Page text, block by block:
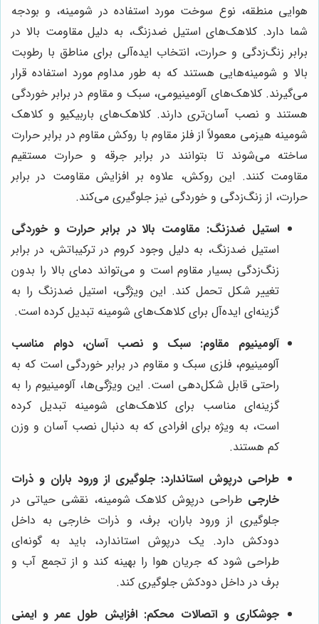
هوایی منطقه، نوع سوخت مورد استفاده در شومینه، و بودجه
شما دارد. کلاهک‌های استیل ضدزنگ، به دلیل مقاومت بالا در
برابر زنگ‌زدگی و حرارت، انتخاب ایده‌آلی برای مناطق با رطوبت
بالا و شومینه‌هایی هستند که به طور مداوم مورد استفاده قرار
می‌گیرند. کلاهک‌های آلومینیومی، سبک و مقاوم در برابر خوردگی
هستند و نصب آسان‌تری دارند. کلاهک‌های باربیکیو و کلاهک
شومینه هیزمی معمولاً از فلز مقاوم با روکش مقاوم در برابر حرارت
ساخته می‌شوند تا بتوانند در برابر جرقه و حرارت مستقیم
مقاومت کنند. این روکش، علاوه بر افزایش مقاومت در برابر
حرارت، از زنگ‌زدگی و خوردگی نیز جلوگیری می‌کند.
استیل ضدزنگ: مقاومت بالا در برابر حرارت و خوردگی
استیل ضدزنگ، به دلیل وجود کروم در ترکیباتش، در برابر
زنگ‌زدگی بسیار مقاوم است و می‌تواند دمای بالا را بدون
تغییر شکل تحمل کند. این ویژگی، استیل ضدزنگ را به
گزینه‌ای ایده‌آل برای کلاهک‌های شومینه تبدیل کرده است.
آلومینیوم مقاوم: سبک و نصب آسان، دوام مناسب
آلومینیوم، فلزی سبک و مقاوم در برابر خوردگی است که به
راحتی قابل شکل‌دهی است. این ویژگی‌ها، آلومینیوم را به
گزینه‌ای مناسب برای کلاهک‌های شومینه تبدیل کرده
است، به ویژه برای افرادی که به دنبال نصب آسان و وزن
کم هستند.
طراحی درپوش استاندارد: جلوگیری از ورود باران و ذرات
خارجی طراحی درپوش کلاهک شومینه، نقشی حیاتی در
جلوگیری از ورود باران، برف، و ذرات خارجی به داخل
دودکش دارد. یک درپوش استاندارد، باید به گونه‌ای
طراحی شود که جریان هوا را بهینه کند و از تجمع آب و
برف در داخل دودکش جلوگیری کند.
جوشکاری و اتصالات محکم: افزایش طول عمر و ایمنی